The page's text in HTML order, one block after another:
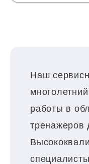
Наш
работы в
тренажеров